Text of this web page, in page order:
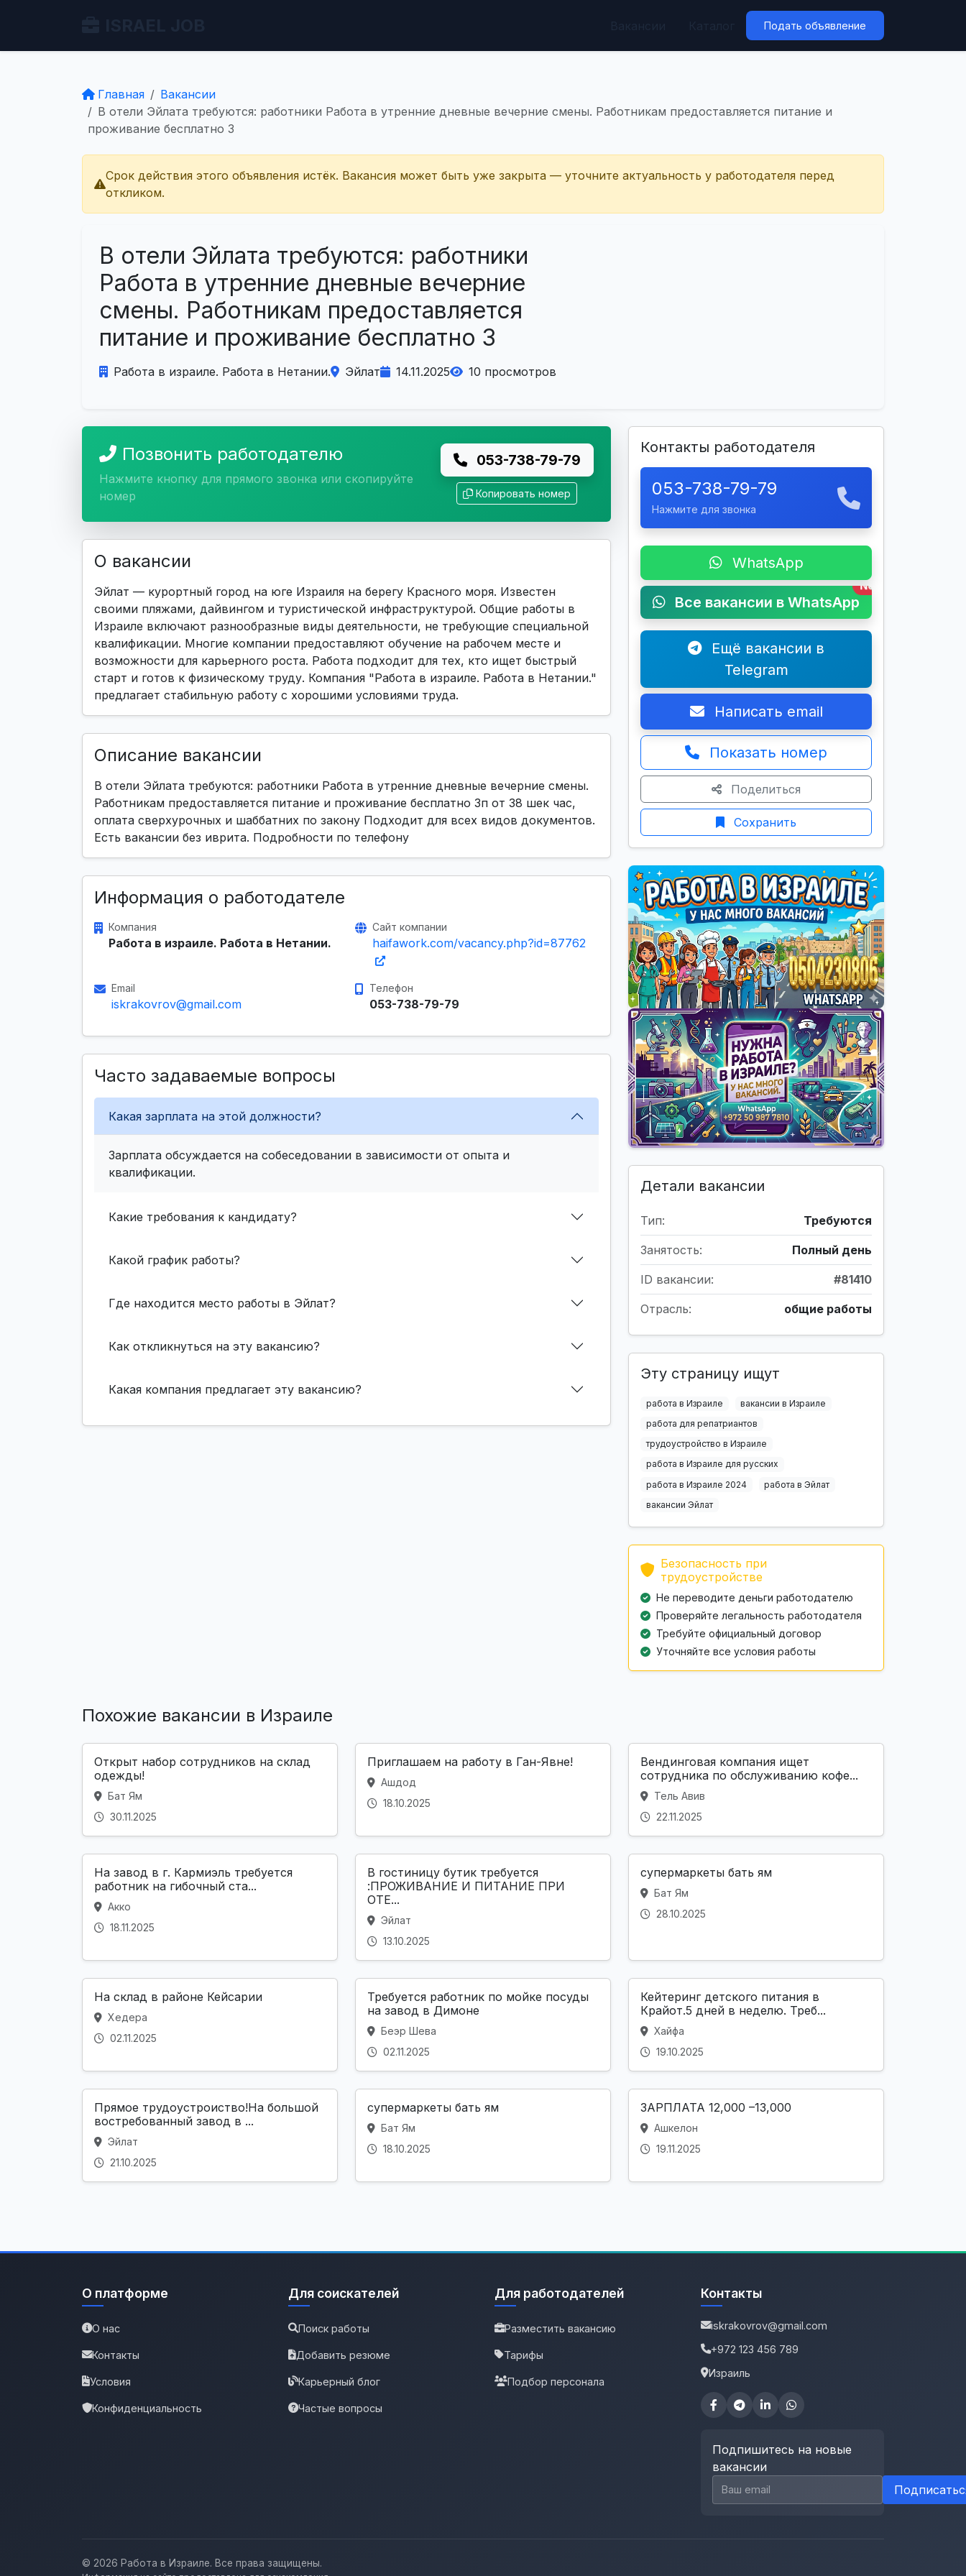
Подать объявление
Главная
Вакансии
В отели Эйлата требуются: работники Работа в утренние дневные вечерние смены. Работникам предоставляется питание и
проживание бесплатно З
Срок действия этого объявления истёк. Вакансия может быть уже закрыта — уточните актуальность у работодателя перед
откликом.
В отели Эйлата требуются: работники
Работа в утренние дневные вечерние
смены. Работникам предоставляется
питание и проживание бесплатно З
Работа в израиле. Работа в Нетании. Эйлат 14.11.2025 10 просмотров
Позвонить работодателю
Нажмите кнопку для прямого звонка или скопируйте
номер
053-738-79-79
Копировать номер
О вакансии
Эйлат — курортный город на юге Израиля на берегу Красного моря. Известен
своими пляжами, дайвингом и туристической инфраструктурой. Общие работы в
Израиле включают разнообразные виды деятельности, не требующие специальной
квалификации. Многие компании предоставляют обучение на рабочем месте и
возможности для карьерного роста. Работа подходит для тех, кто ищет быстрый
старт и готов к физическому труду. Компания "Работа в израиле. Работа в Нетании."
предлагает стабильную работу с хорошими условиями труда.
Описание вакансии
В отели Эйлата требуются: работники Работа в утренние дневные вечерние смены.
Работникам предоставляется питание и проживание бесплатно Зп от 38 шек час,
оплата сверхурочных и шаббатних по закону Подходит для всех видов документов.
Есть вакансии без иврита. Подробности по телефону
Информация о работодателе
Компания
Работа в израиле. Работа в Нетании.
Сайт компании
haifawork.com/vacancy.php?id=87762
Email
iskrakovrov@gmail.com
Телефон
053-738-79-79
Часто задаваемые вопросы
Какая зарплата на этой должности?
Зарплата обсуждается на собеседовании в зависимости от опыта и
квалификации.
Какие требования к кандидату?
Какой график работы?
Где находится место работы в Эйлат?
Как откликнуться на эту вакансию?
Какая компания предлагает эту вакансию?
Контакты работодателя
053-738-79-79
Нажмите для звонка
WhatsApp
Все вакансии в WhatsApp
New
Ещё вакансии в
Telegram
Написать email
Показать номер
Поделиться
Сохранить
Детали вакансии
Тип: Требуются
Занятость: Полный день
ID вакансии: #81410
Отрасль: общие работы
Эту страницу ищут
работа в Израиле
вакансии в Израиле
работа для репатриантов
трудоустройство в Израиле
работа в Израиле для русских
работа в Израиле 2024
работа в Эйлат
вакансии Эйлат
Безопасность при
трудоустройстве
Не переводите деньги работодателю
Проверяйте легальность работодателя
Требуйте официальный договор
Уточняйте все условия работы
Похожие вакансии в Израиле
Открыт набор сотрудников на склад
одежды!
Бат Ям
30.11.2025
Приглашаем на работу в Ган-Явне!
Ашдод
18.10.2025
Вендинговая компания ищет
сотрудника по обслуживанию кофе...
Тель Авив
22.11.2025
На завод в г. Кармиэль требуется
работник на гибочный ста...
Акко
18.11.2025
В гостиницу бутик требуется
:ПРОЖИВАНИЕ И ПИТАНИЕ ПРИ
ОТЕ...
Эйлат
13.10.2025
супермаркеты бать ям
Бат Ям
28.10.2025
На склад в районе Кейсарии
Хедера
02.11.2025
Требуется работник по мойке посуды
на завод в Димоне
Беэр Шева
02.11.2025
Кейтеринг детского питания в
Крайот.5 дней в неделю. Треб...
Хайфа
19.10.2025
Прямое трудоустроиство!На большой
востребованный завод в ...
Эйлат
21.10.2025
супермаркеты бать ям
Бат Ям
18.10.2025
ЗАРПЛАТА 12,000 –13,000
Ашкелон
19.11.2025
О платформе
О нас
Контакты
Условия
Конфиденциальность
Для соискателей
Поиск работы
Добавить резюме
Карьерный блог
Частые вопросы
Для работодателей
Разместить вакансию
Тарифы
Подбор персонала
Контакты
iskrakovrov@gmail.com
+972 123 456 789
Израиль
Подпишитесь на новые
вакансии
Email для подписки
© 2026 Работа в Израиле. Все права защищены.